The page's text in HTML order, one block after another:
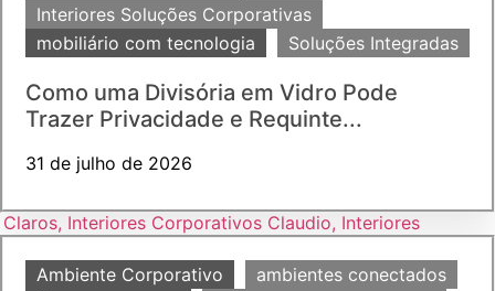
Interiores Soluções Corporativas
mobiliário com tecnologia
Soluções Integradas
Como uma Divisória em Vidro Pode
Trazer Privacidade e Requinte...
31 de julho de 2026
Ambiente Corporativo
ambientes conectados